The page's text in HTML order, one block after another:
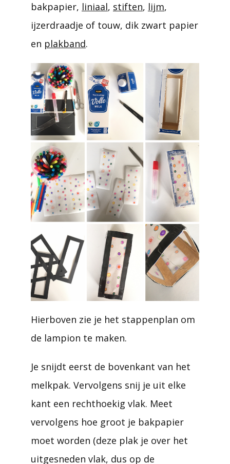
bakpapier, liniaal, stiften, lijm,
ijzerdraadje of touw, dik zwart papier
en plakband.
Hierboven zie je het stappenplan om
de lampion te maken.
Je snijdt eerst de bovenkant van het
melkpak. Vervolgens snij je uit elke
kant een rechthoekig vlak. Meet
vervolgens hoe groot je bakpapier
moet worden (deze plak je over het
uitgesneden vlak, dus op de